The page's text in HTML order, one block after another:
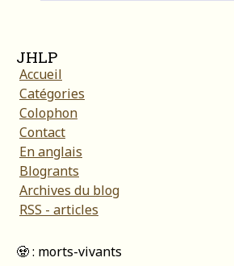
JHLP
Accueil
Catégories
Colophon
Contact
En anglais
Blogrants
Archives du blog
RSS - articles
🧟 : morts-vivants